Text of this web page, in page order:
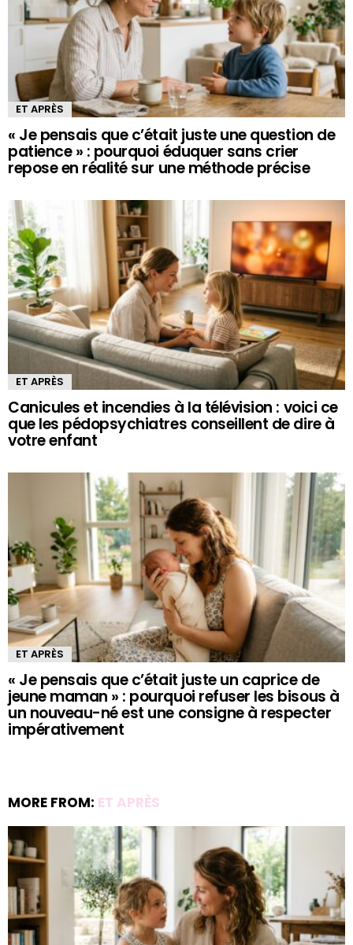
ET APRÈS
« Je pensais que c’était juste une question de
patience » : pourquoi éduquer sans crier
repose en réalité sur une méthode précise
ET APRÈS
Canicules et incendies à la télévision : voici ce
que les pédopsychiatres conseillent de dire à
votre enfant
ET APRÈS
« Je pensais que c’était juste un caprice de
jeune maman » : pourquoi refuser les bisous à
un nouveau-né est une consigne à respecter
impérativement
MORE FROM: ET APRÈS